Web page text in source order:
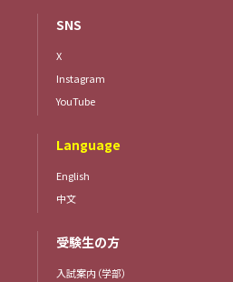
SNS
X
Instagram
YouTube
Language
English
中文
受験生の方
入試案内（学部）